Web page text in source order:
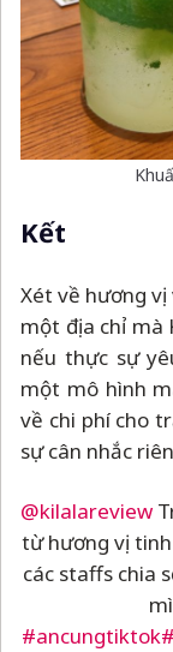
Kết
Xét về hương
một địa chỉ mà
nếu thực sự
một mô hình
về chi phí cho
sự cân nhắc
@kilalareview
từ hương vị
các staffs chia
#ancungtiktok